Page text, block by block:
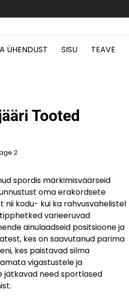
ÜHENDUST SISU TEAVE
Tooted
2
spordis märkimisväärseid
oma erakordsete
nii kodu- kui ka rahvusvahelistel
varieeruvad
ainulaadseid positsioone ja
kes on saavutanud parima
kes paistavad silma
vigastustele ja
jätkavad need sportlased